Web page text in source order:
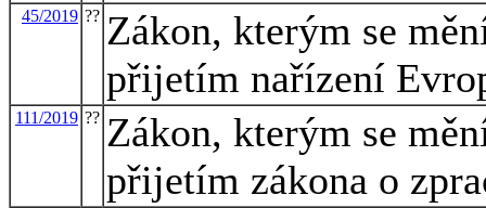
45/2019 ?? Zákon, kterým se
přijetím nařízení
111/2019 ?? Zákon, kterým se
přijetím zákona o